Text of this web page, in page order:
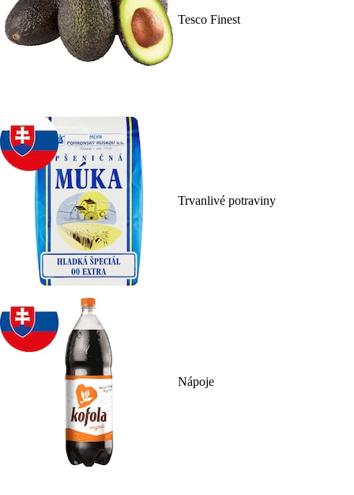
Tesco Finest
Trvanlivé potraviny
Nápoje